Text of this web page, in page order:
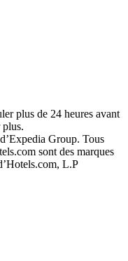
plus de 24 heures avant
plus.
Group. Tous
sont des marques
L.P